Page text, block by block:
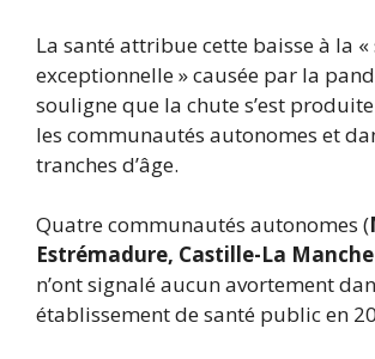
La santé attribue cette baisse à la
exceptionnelle » causée par la
souligne que la chute s’est
les communautés autonomes et
tranches d’âge.
Quatre communautés autonomes (
Estrémadure, Castille-La
n’ont signalé aucun avortement
établissement de santé public en